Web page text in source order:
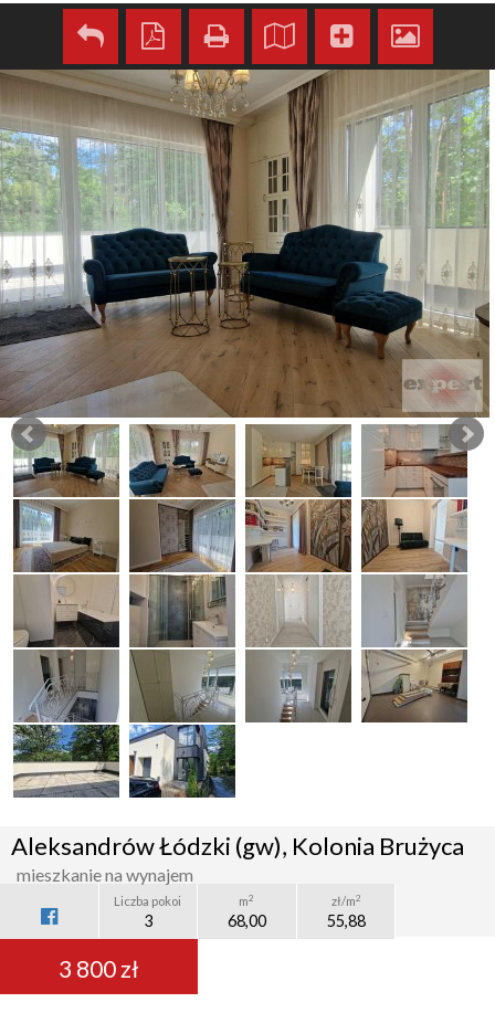
Aleksandrów Łódzki (gw), Kolonia Brużyca
mieszkanie na wynajem
Liczba pokoi
3
m2
68,00
zł/m2
55,88
3 800 zł